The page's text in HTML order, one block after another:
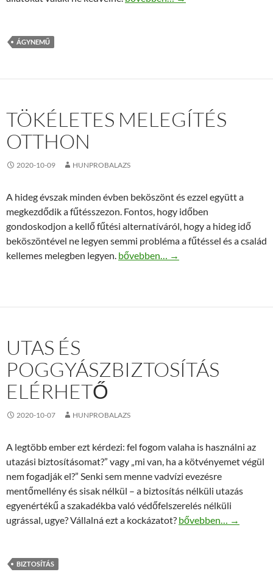
ÁGYNEMŰ
TÖKÉLETES MELEGÍTÉS
OTTHON
2020-10-09 HUNPROBALAZS
A hideg évszak minden évben beköszönt és ezzel együtt a
megkezdődik a fűtésszezon. Fontos, hogy időben
gondoskodjon a kellő fűtési alternatíváról, hogy a hideg idő
beköszöntével ne legyen semmi probléma a fűtéssel és a család
kellemes melegben legyen. Tökéletes melegítés otthon
bővebben… →
UTAS ÉS
POGGYÁSZBIZTOSÍTÁS
ELÉRHETŐ
2020-10-07 HUNPROBALAZS
A legtöbb ember ezt kérdezi: fel fogom valaha is használni az
utazási biztosításomat?” vagy „mi van, ha a kötvényemet végül
nem fogadják el?” Senki sem menne vadvízi evezésre
mentőmellény és sisak nélkül – a biztosítás nélküli utazás
egyenértékű a szakadékba való védőfelszerelés nélküli
ugrással, ugye? Vállalná ezt a kockázatot? Utas és
bővebben… →
BIZTOSÍTÁS